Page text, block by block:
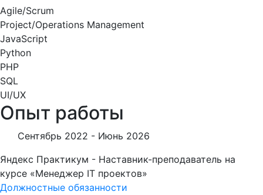
Agile/Scrum
Project/Operations Management
JavaScript
Python
PHP
SQL
UI/UX
Опыт работы
Сентябрь 2022 - Июнь 2026
Яндекс Практикум - Наставник-преподаватель на
курсе «Менеджер IT проектов»
Должностные обязанности